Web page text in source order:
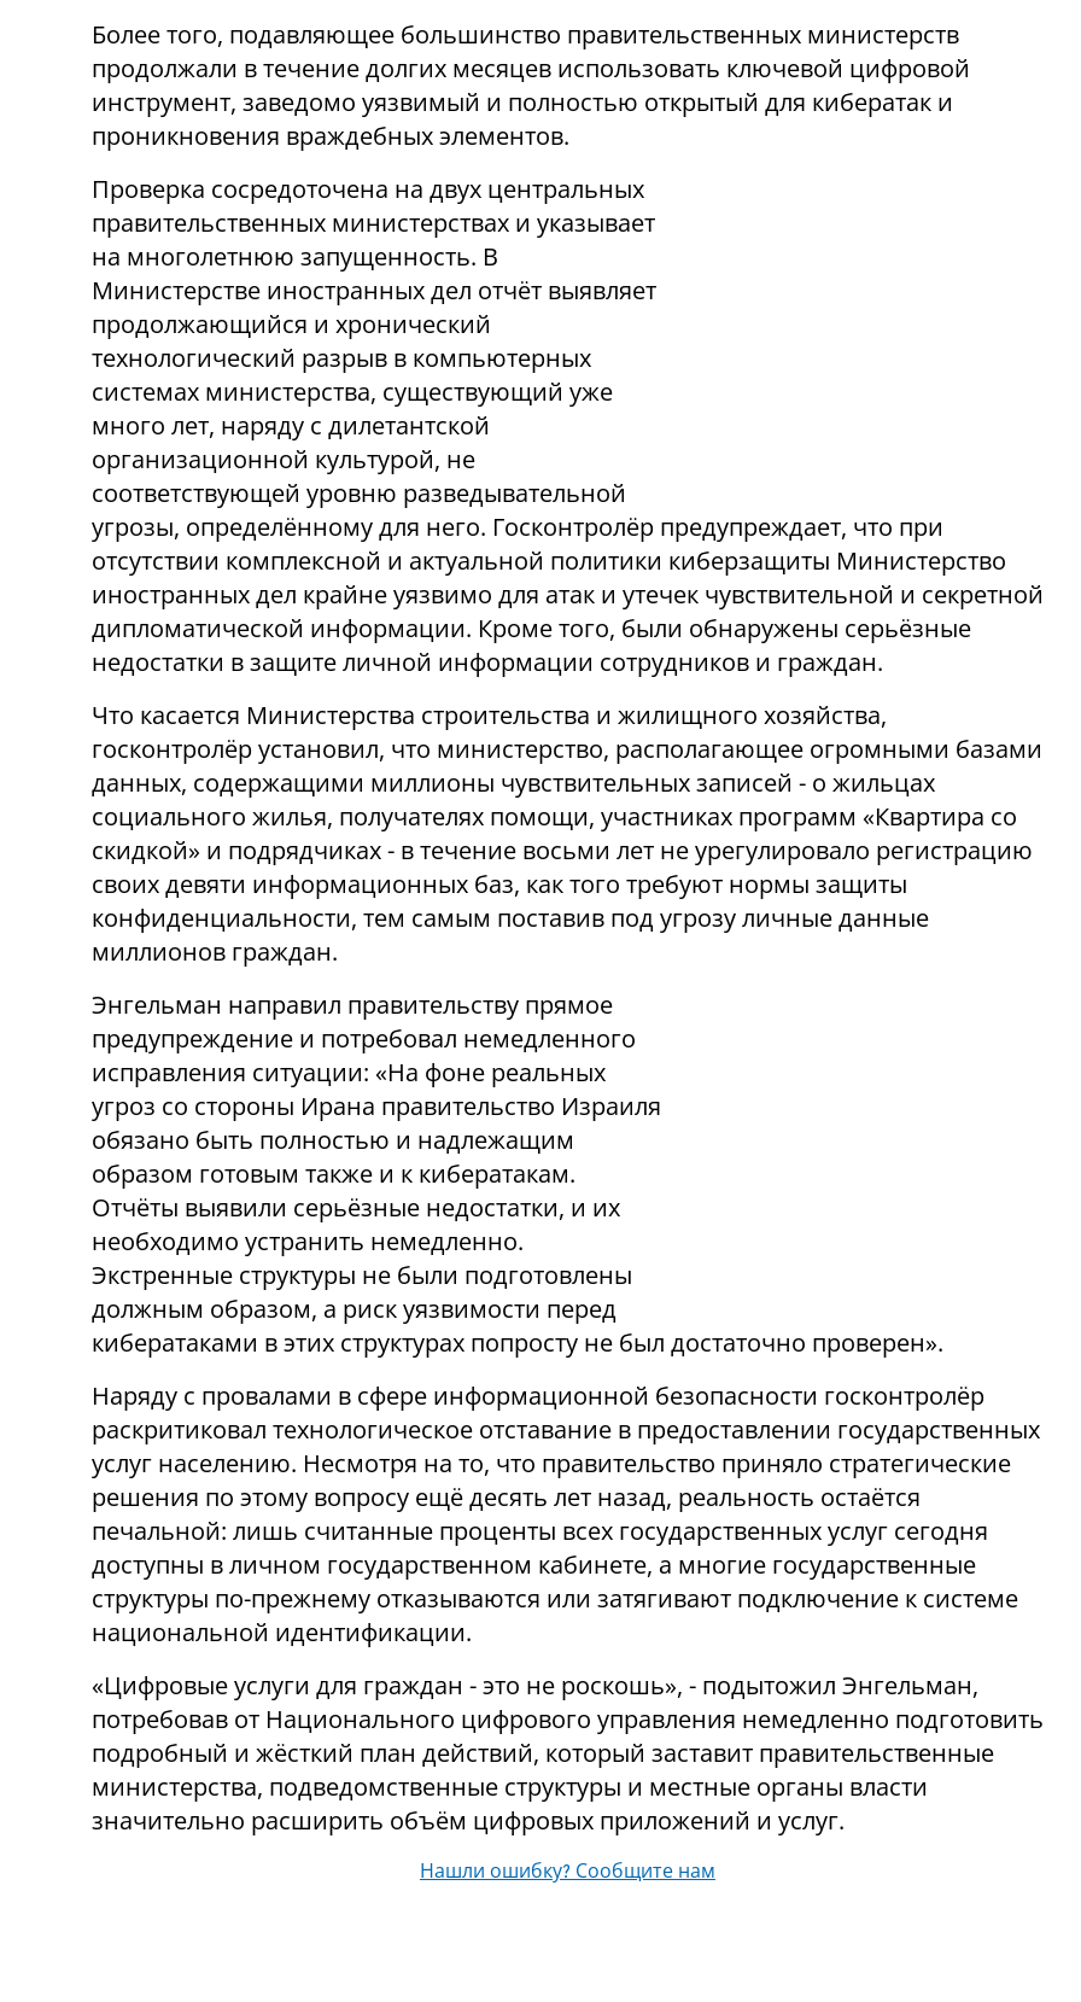
Более того, подавляющее большинство правительственных министерств
продолжали в течение долгих месяцев использовать ключевой цифровой
инструмент, заведомо уязвимый и полностью открытый для кибератак и
проникновения враждебных элементов.
Проверка сосредоточена на двух центральных
правительственных министерствах и указывает
на многолетнюю запущенность. В
Министерстве иностранных дел отчёт выявляет
продолжающийся и хронический
технологический разрыв в компьютерных
системах министерства, существующий уже
много лет, наряду с дилетантской
организационной культурой, не
соответствующей уровню разведывательной
угрозы, определённому для него. Госконтролёр предупреждает, что при
отсутствии комплексной и актуальной политики киберзащиты Министерство
иностранных дел крайне уязвимо для атак и утечек чувствительной и секретной
дипломатической информации. Кроме того, были обнаружены серьёзные
недостатки в защите личной информации сотрудников и граждан.
Что касается Министерства строительства и жилищного хозяйства,
госконтролёр установил, что министерство, располагающее огромными базами
данных, содержащими миллионы чувствительных записей - о жильцах
социального жилья, получателях помощи, участниках программ «Квартира со
скидкой» и подрядчиках - в течение восьми лет не урегулировало регистрацию
своих девяти информационных баз, как того требуют нормы защиты
конфиденциальности, тем самым поставив под угрозу личные данные
миллионов граждан.
Энгельман направил правительству прямое
предупреждение и потребовал немедленного
исправления ситуации: «На фоне реальных
угроз со стороны Ирана правительство Израиля
обязано быть полностью и надлежащим
образом готовым также и к кибератакам.
Отчёты выявили серьёзные недостатки, и их
необходимо устранить немедленно.
Экстренные структуры не были подготовлены
должным образом, а риск уязвимости перед
кибератаками в этих структурах попросту не был достаточно проверен».
Наряду с провалами в сфере информационной безопасности госконтролёр
раскритиковал технологическое отставание в предоставлении государственных
услуг населению. Несмотря на то, что правительство приняло стратегические
решения по этому вопросу ещё десять лет назад, реальность остаётся
печальной: лишь считанные проценты всех государственных услуг сегодня
доступны в личном государственном кабинете, а многие государственные
структуры по-прежнему отказываются или затягивают подключение к системе
национальной идентификации.
«Цифровые услуги для граждан - это не роскошь», - подытожил Энгельман,
потребовав от Национального цифрового управления немедленно подготовить
подробный и жёсткий план действий, который заставит правительственные
министерства, подведомственные структуры и местные органы власти
значительно расширить объём цифровых приложений и услуг.
Нашли ошибку? Сообщите нам